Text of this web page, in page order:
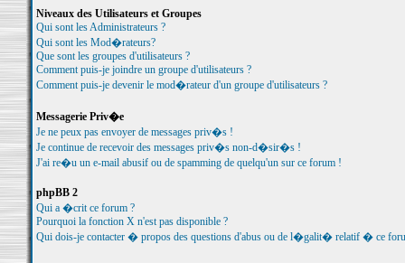
Niveaux des Utilisateurs et Groupes
Qui sont les Administrateurs ?
Qui sont les Mod�rateurs?
Que sont les groupes d'utilisateurs ?
Comment puis-je joindre un groupe d'utilisateurs ?
Comment puis-je devenir le mod�rateur d'un groupe d'utilisateurs ?
Messagerie Priv�e
Je ne peux pas envoyer de messages priv�s !
Je continue de recevoir des messages priv�s non-d�sir�s !
J'ai re�u un e-mail abusif ou de spamming de quelqu'un sur ce forum !
phpBB 2
Qui a �crit ce forum ?
Pourquoi la fonction X n'est pas disponible ?
Qui dois-je contacter � propos des questions d'abus ou de l�galit� relatif � ce